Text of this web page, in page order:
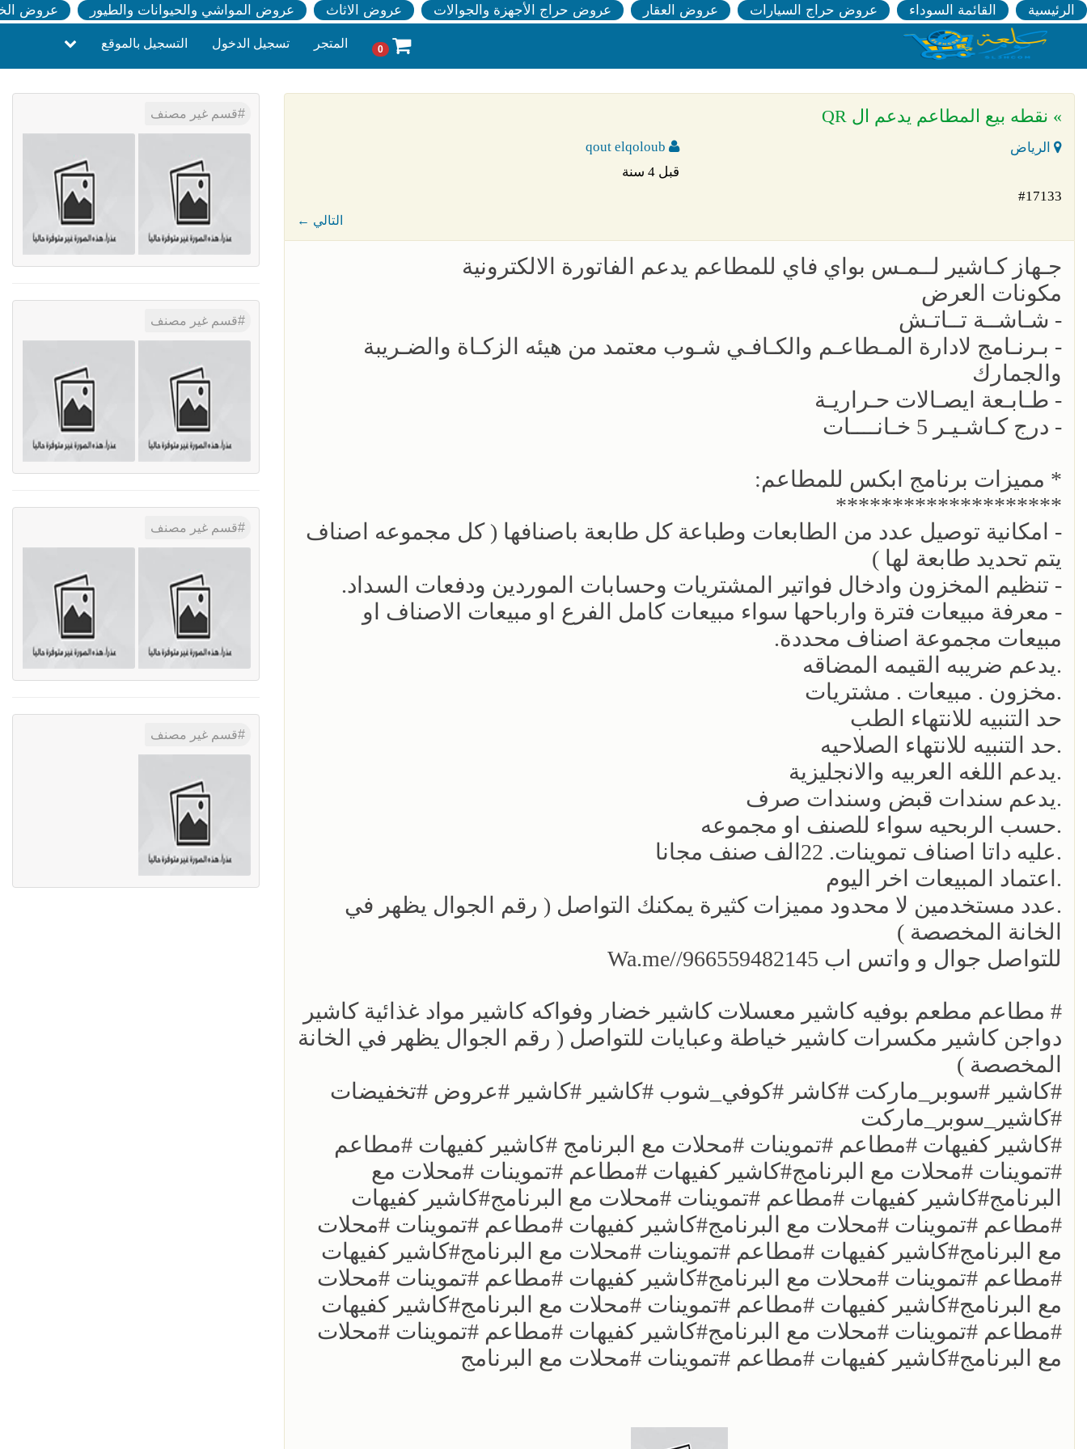
الرئيسية القائمة السوداء عروض حراج السيارات عروض العقار عروض حراج الأجهزة والجوالات عروض الاثاث عروض المواشي والحيوانات والطيور عروض
0 المتجر تسجيل الدخول التسجيل بالموقع
» نقطه بيع المطاعم يدعم ال QR
الرياض
قبل 4 سنة
#17133
← التالي
جـهاز كـاشير لــمـس بواي فاي للمطاعم يدعم الفاتورة الالكترونية
مكونات العرض
- شـاشــة تــاتـش
- بـرنـامج لادارة المـطاعـم والكـافـي شـوب معتمد من هيئه الزكـاة والضـريبة
والجمارك
- طـابـعة ايصـالات حـراريـة
- درج كـاشـيـر 5 خـانــــات
* مميزات برنامج ابكس للمطاعم:
********************
- امكانية توصيل عدد من الطابعات وطباعة كل طابعة باصنافها ( كل مجموعه اصناف
يتم تحديد طابعة لها )
- تنظيم المخزون وادخال فواتير المشتريات وحسابات الموردين ودفعات السداد.
- معرفة مبيعات فترة وارباحها سواء مبيعات كامل الفرع او مبيعات الاصناف او
مبيعات مجموعة اصناف محددة.
.يدعم ضريبه القيمه المضاقه
.مخزون . مبيعات . مشتريات
حد التنبيه للانتهاء الطب
.حد التنبيه للانتهاء الصلاحيه
.يدعم اللغه العربيه والانجليزية
.يدعم سندات قبض وسندات صرف
.حسب الربحيه سواء للصنف او مجموعه
.عليه داتا اصناف تموينات. 22الف صنف مجانا
.اعتماد المبيعات اخر اليوم
.عدد مستخدمين لا محدود مميزات كثيرة يمكنك التواصل ( رقم الجوال يظهر في
الخانة المخصصة )
للتواصل جوال و واتس اب Wa.me//966559482145
# مطاعم مطعم بوفيه كاشير معسلات كاشير خضار وفواكه كاشير مواد غذائية كاشير
دواجن كاشير مكسرات كاشير خياطة وعبايات للتواصل ( رقم الجوال يظهر في الخانة
المخصصة )
#كاشير #سوبر_ماركت #كاشر #كوفي_شوب #كاشير #كاشير #عروض #تخفيضات
#كاشير_سوبر_ماركت
#كاشير كفيهات #مطاعم #تموينات #محلات مع البرنامج #كاشير كفيهات #مطاعم
#تموينات #محلات مع البرنامج#كاشير كفيهات #مطاعم #تموينات #محلات مع
البرنامج#كاشير كفيهات #مطاعم #تموينات #محلات مع البرنامج#كاشير كفيهات
#مطاعم #تموينات #محلات مع البرنامج#كاشير كفيهات #مطاعم #تموينات #محلات
مع البرنامج#كاشير كفيهات #مطاعم #تموينات #محلات مع البرنامج#كاشير كفيهات
#مطاعم #تموينات #محلات مع البرنامج#كاشير كفيهات #مطاعم #تموينات #محلات
مع البرنامج#كاشير كفيهات #مطاعم #تموينات #محلات مع البرنامج#كاشير كفيهات
#مطاعم #تموينات #محلات مع البرنامج#كاشير كفيهات #مطاعم #تموينات #محلات
مع البرنامج#كاشير كفيهات #مطاعم #تموينات #محلات مع البرنامج
قسم غير مصنف
قسم غير مصنف
قسم غير مصنف
قسم غير مصنف